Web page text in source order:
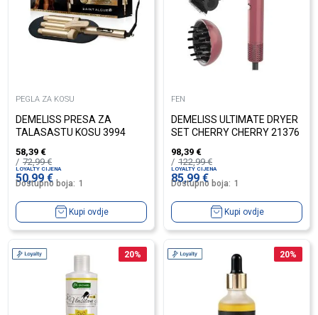
PEGLA ZA KOSU
DEMELISS PRESA ZA
TALASASTU KOSU 3994
58,39 €
72,99€
LOYALTY CIJENA
50,99€
Dostupno boja: 1
Kupi ovdje
FEN
DEMELISS ULTIMATE DRYER
SET CHERRY CHERRY 21376
98,39 €
122,99€
LOYALTY CIJENA
85,99€
Dostupno boja: 1
Kupi ovdje
20% 20%